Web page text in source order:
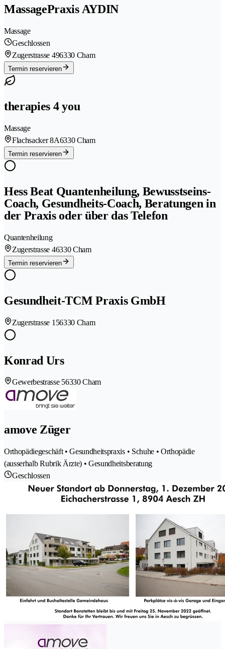
MassagePraxis AYDIN
Massage
Geschlossen
Zugerstrasse 496330 Cham
Termin reservieren
therapies 4 you
Massage
Flachsacker 8A6330 Cham
Termin reservieren
Hess Beat Quantenheilung, Bewusstseins-
Coach, Gesundheits-Coach, Beratungen in
der Praxis oder über das Telefon
Quantenheilung
Zugerstrasse 46330 Cham
Termin reservieren
Gesundheit-TCM Praxis GmbH
Zugerstrasse 156330 Cham
Konrad Urs
Gewerbestrasse 56330 Cham
amove Züger
Orthopädiegeschäft • Gesundheitspraxis • Schuhe • Orthopädie
(ausserhalb Rubrik Ärzte) • Gesundheitsberatung
Geschlossen